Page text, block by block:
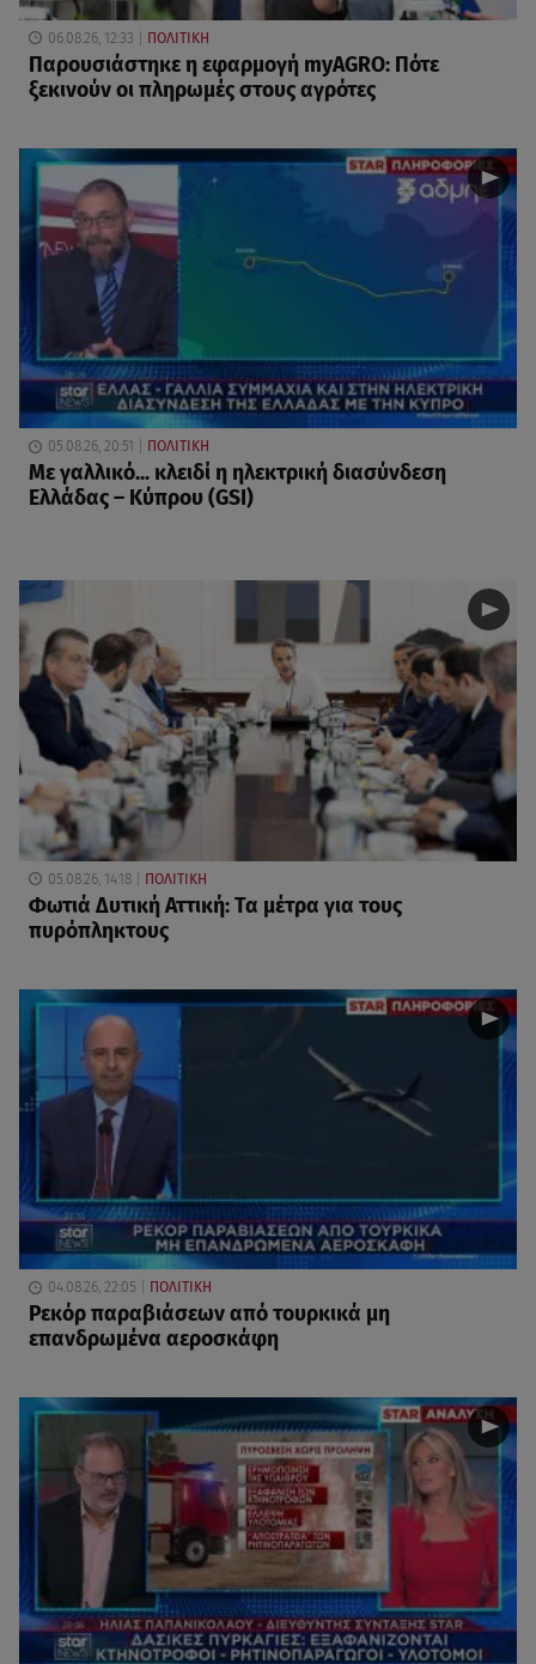
06.08.26, 12:33 ΠΟΛΙΤΙΚΗ
Παρουσιάστηκε η εφαρμογή myAGRO: Πότε
ξεκινούν οι πληρωμές στους αγρότες
05.08.26, 20:51 ΠΟΛΙΤΙΚΗ
Με γαλλικό... κλειδί η ηλεκτρική διασύνδεση
Ελλάδας – Κύπρου (GSI)
05.08.26, 14:18 ΠΟΛΙΤΙΚΗ
Φωτιά Δυτική Αττική: Τα μέτρα για τους
πυρόπληκτους
04.08.26, 22:05 ΠΟΛΙΤΙΚΗ
Ρεκόρ παραβιάσεων από τουρκικά μη
επανδρωμένα αεροσκάφη